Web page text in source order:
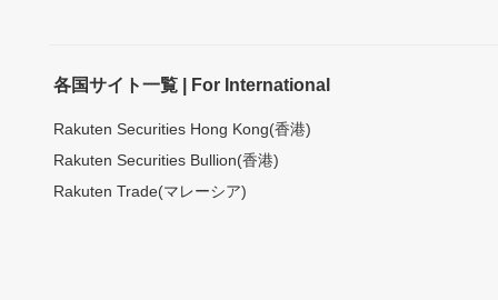
各国サイト一覧 | For International
Rakuten Securities Hong Kong(香港)
Rakuten Securities Bullion(香港)
Rakuten Trade(マレーシア)